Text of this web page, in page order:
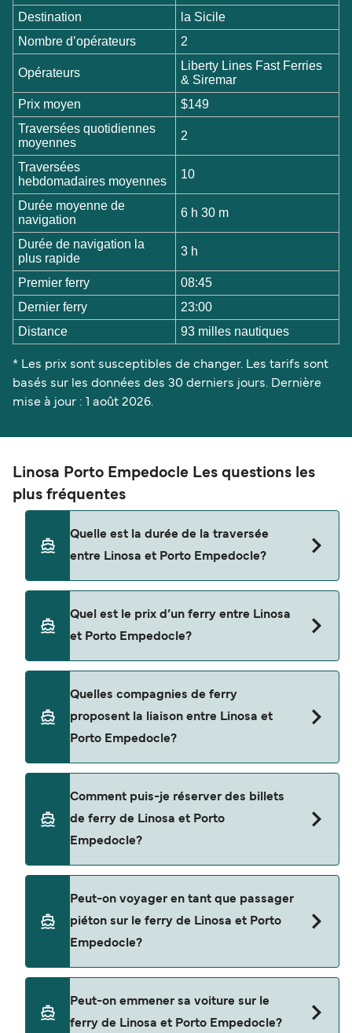
Destination
la Sicile
Nombre d’opérateurs
2
Opérateurs
Liberty Lines Fast Ferries
& Siremar
Prix moyen
$149
Traversées quotidiennes
moyennes
2
Traversées
hebdomadaires moyennes
10
Durée moyenne de
navigation
6 h 30 m
Durée de navigation la
plus rapide
3 h
Premier ferry
08:45
Dernier ferry
23:00
Distance
93 milles nautiques
* Les prix sont susceptibles de changer. Les tarifs sont
basés sur les données des 30 derniers jours. Dernière
mise à jour : 1 août 2026.
Linosa Porto Empedocle Les questions les
plus fréquentes
Quelle est la durée de la traversée
entre Linosa et Porto Empedocle?
Empedocle est d'environ 6 heures 30 minutes. La
durée des traversées peut varier d'une saison à
l'autre. Nous vous conseillons donc de vérifier ce
Quel est le prix d’un ferry entre Linosa
et Porto Empedocle?
moyen de Linosa à Porto Empedocle est de $149.
Prix hors frais de réservation.
Quelles compagnies de ferry
proposent la liaison entre Linosa et
Porto Empedocle?
de
Comment puis-je réserver des billets
de ferry de Linosa et Porto
Empedocle?
recherche et consultez notre page d'offres pour
consulter les dernières promotions disponibles.
Peut-on voyager en tant que passager
piéton sur le ferry de Linosa et Porto
Empedocle?
piéton de Linosa à Porto Empedocle avec
Peut-on emmener sa voiture sur le
ferry de Linosa et Porto Empedocle?